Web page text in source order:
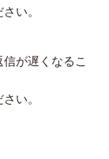
い。
が遅くなるこ
い。